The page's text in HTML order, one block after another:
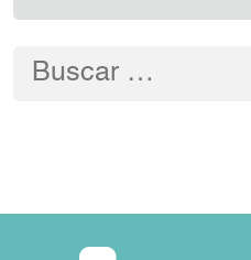
Buscar: